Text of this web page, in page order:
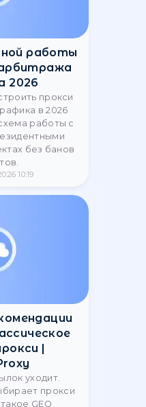
IP-адрес vs
IP-адрес
выделенным и
IP-адресом:
и идентификация.
эти два типа IP-
на вашу сеть.
2023 07:43